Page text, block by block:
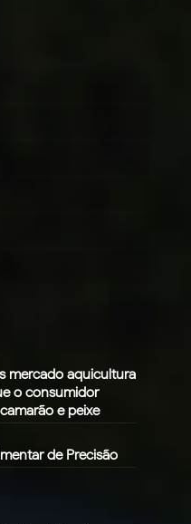
mercado aquicultura
o consumidor
e peixe
de Precisão